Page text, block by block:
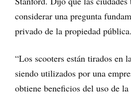
considerar una pregunta
privado de la propiedad pública.
“Los scooters están tirados en
siendo utilizados por una
obtiene beneficios del uso de